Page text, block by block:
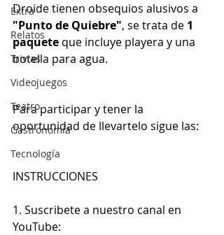
Extra
Relatos
Trivias
Videojuegos
Teatro
Gastronomía
Tecnología
Droide tienen obsequios alusivos a
"Punto de Quiebre", se trata de 1
paquete que incluye playera y una
botella para agua.
Para participar y tener la
oportunidad de llevartelo sigue las:
INSTRUCCIONES
1. Suscribete a nuestro canal en
YouTube: